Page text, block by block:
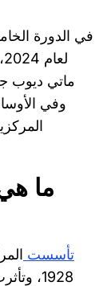
في الدورة
ماتي ديوب
وفي
ما
تأسست
1928، وتأثرت بـال